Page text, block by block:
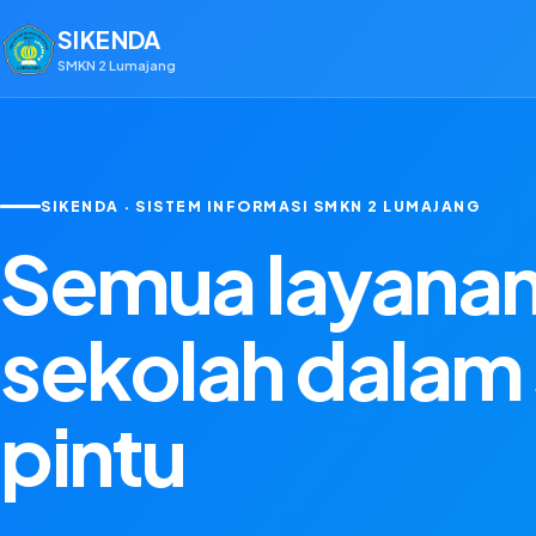
SIKENDA
SMKN 2 Lumajang
SIKENDA · SISTEM INFORMASI SMKN 2 LUMAJANG
Semua
sekolah
pintu